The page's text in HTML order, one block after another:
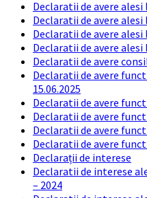
Declaratii de avere alesi
Declaratii de avere alesi
Declaratii de avere alesi
Declaratii de avere alesi
Declaratii de avere
Declaratii de avere
15.06.2025
Declaratii de avere
Declaratii de avere
Declaratii de avere
Declaratii de avere
Declarații de interese
Declaratii de interese
– 2024